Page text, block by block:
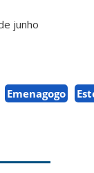
junho
Emenagogo